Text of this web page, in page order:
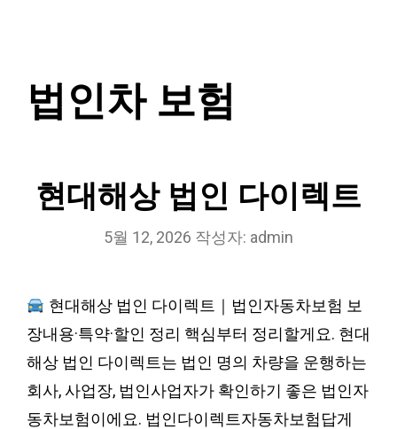
법인차 보험
현대해상 법인 다이렉트
5월 12, 2026 작성자: admin
현대해상 법인 다이렉트｜법인자동차보험 보
장내용·특약·할인 정리 핵심부터 정리할게요. 현대
해상 법인 다이렉트는 법인 명의 차량을 운행하는
회사, 사업장, 법인사업자가 확인하기 좋은 법인자
동차보험이에요. 법인다이렉트자동차보험답게